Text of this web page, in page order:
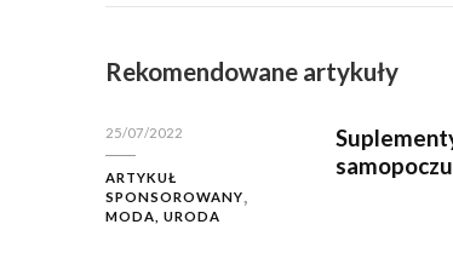
Rekomendowane artykuły
25/07/2022
ARTYKUŁ
SPONSOROWANY
MODA, URODA